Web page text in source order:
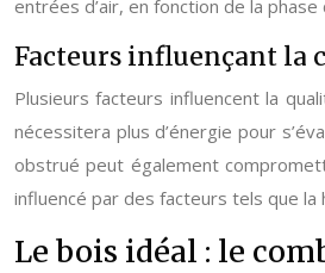
entrées d’air, en fonction de la
Facteurs influençant la
Plusieurs facteurs influencent la
nécessitera plus d’énergie pour
obstrué peut également
influencé par des facteurs tels que
Le bois idéal : le